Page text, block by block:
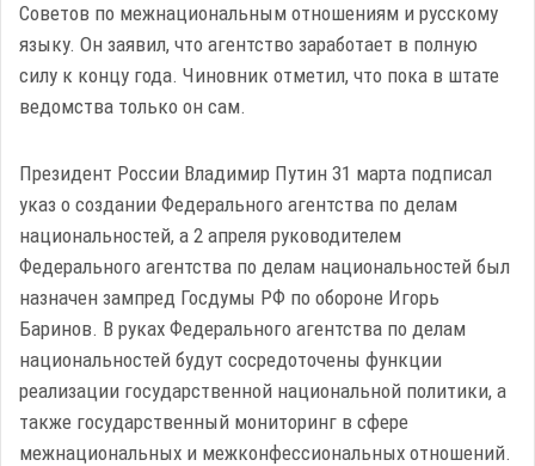
Советов по межнациональным отношениям и русскому
языку. Он заявил, что агентство заработает в полную
силу к концу года. Чиновник отметил, что пока в штате
ведомства только он сам.
Президент России Владимир Путин 31 марта подписал
указ о создании Федерального агентства по делам
национальностей, а 2 апреля руководителем
Федерального агентства по делам национальностей был
назначен зампред Госдумы РФ по обороне Игорь
Баринов. В руках Федерального агентства по делам
национальностей будут сосредоточены функции
реализации государственной национальной политики, а
также государственный мониторинг в сфере
межнациональных и межконфессиональных отношений.